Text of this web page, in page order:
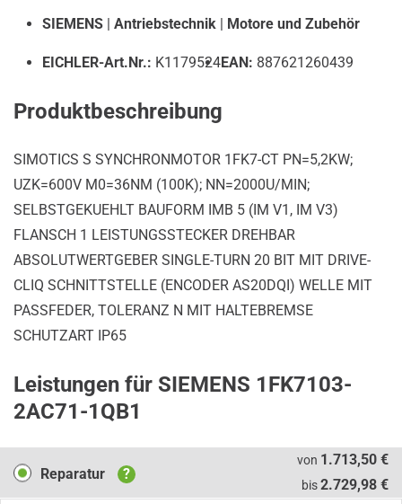
SIEMENS | Antriebstechnik | Motore und Zubehör
EICHLER-Art.Nr.: K1179524EAN: 887621260439
Produktbeschreibung
SIMOTICS S SYNCHRONMOTOR 1FK7-CT PN=5,2KW;
UZK=600V M0=36NM (100K); NN=2000U/MIN;
SELBSTGEKUEHLT BAUFORM IMB 5 (IM V1, IM V3)
FLANSCH 1 LEISTUNGSSTECKER DREHBAR
ABSOLUTWERTGEBER SINGLE-TURN 20 BIT MIT DRIVE-
CLIQ SCHNITTSTELLE (ENCODER AS20DQI) WELLE MIT
PASSFEDER, TOLERANZ N MIT HALTEBREMSE
SCHUTZART IP65
Leistungen für SIEMENS 1FK7103-
2AC71-1QB1
Reparatur
Reparatur ?
von 1.713,50 €
bis2.729,98 €